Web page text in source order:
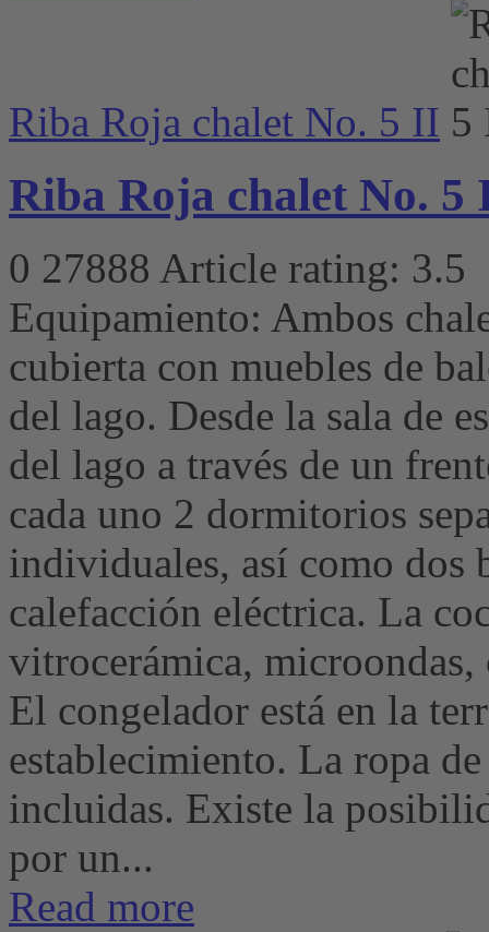
Riba Roja chalet No. 5 II
Riba Roja chalet No. 5
0 27888 Article rating: 3.5
Equipamiento: Ambos
cubierta con muebles de
del lago. Desde la sala de
del lago a través de un
cada uno 2 dormitorios
individuales, así como dos
calefacción eléctrica. La
vitrocerámica,
El congelador está en la
establecimiento. La ropa
incluidas. Existe la
por un...
Read more